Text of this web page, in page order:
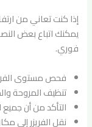
إذا كنت تعاني من
يمكنك اتباع بعض
فوري.
فحص مستوى
تنظيف المروحة
التأكد من أن جميع
نقل الفريزر إلى